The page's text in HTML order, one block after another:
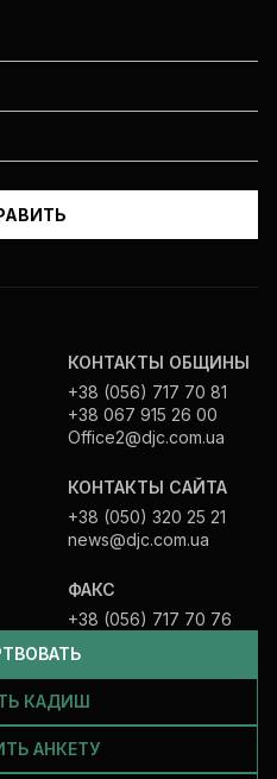
КАДИШ
АНКЕТУ
КОНТАКТЫ ОБЩИНЫ
+38 (056) 717 70 81
+38 067 915 26 00
Office2@djc.com.ua
КОНТАКТЫ САЙТА
+38 (050) 320 25 21
news@djc.com.ua
ФАКС
+38 (056) 717 70 76